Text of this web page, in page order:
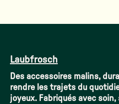
Laubfrosch
Des accessoires malins,
rendre les trajets du
joyeux. Fabriqués avec